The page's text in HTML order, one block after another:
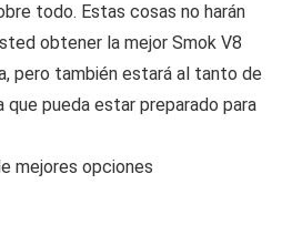
todo. Estas cosas no harán
obtener la mejor Smok V8
pero también estará al tanto de
que pueda estar preparado para
mejores opciones